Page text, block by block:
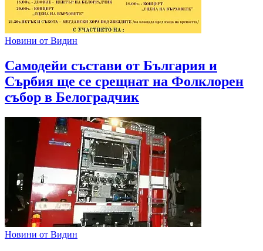
Новини от Видин
Самодейи състави от България и
Сърбия ще се срещнат на Фолклорен
събор в Белоградчик
Новини от Видин